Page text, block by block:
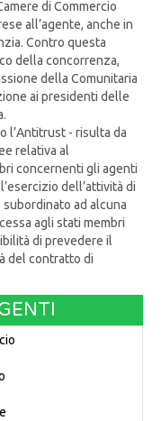
di Commercio
all’agente, anche in
Contro questa
della concorrenza,
della Comunitaria
ai presidenti delle
l’Antitrust - risulta da
relativa al
concernenti gli agenti
dell’attività di
ad alcuna
agli stati membri
di prevedere il
del contratto di